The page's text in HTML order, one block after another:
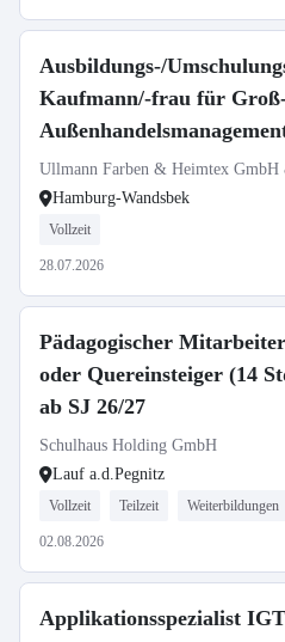
Ausbildungs-/
Kaufmann/-frau für
Ullmann Farben & Heimtex
Hamburg-Wandsbek
Vollzeit
28.07.2026
Pädagogischer
oder Quereinsteiger (14
ab SJ 26/27
Schulhaus Holding GmbH
Lauf a.d.Pegnitz
Vollzeit Teilzeit Weiterbildungen
02.08.2026
Applikationsspezialist